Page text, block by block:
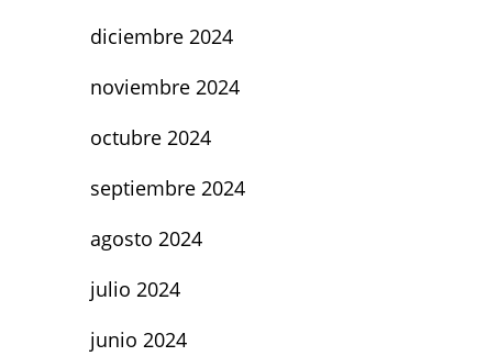
diciembre 2024
noviembre 2024
octubre 2024
septiembre 2024
agosto 2024
julio 2024
junio 2024